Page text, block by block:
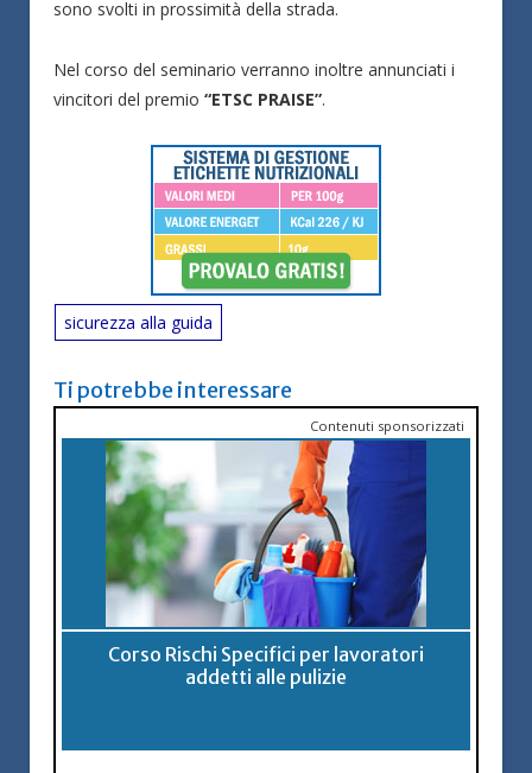
sono svolti in prossimità della strada.
Nel corso del seminario verranno inoltre annunciati i
vincitori del premio “ETSC PRAISE”.
sicurezza alla guida
Ti potrebbe interessare
Contenuti sponsorizzati
Corso Rischi Specifici per lavoratori
addetti alle pulizie